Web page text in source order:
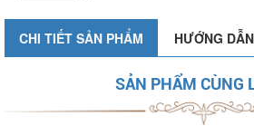
CHI TIẾT SẢN PHẨM HƯỚNG
SẢN PHẨM CÙNG